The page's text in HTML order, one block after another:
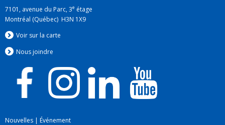
7101, avenue du Parc, 3e étage
Montréal (Québec) H3N 1X9
Voir sur la carte
Nous joindre
Nouvelles | Événement